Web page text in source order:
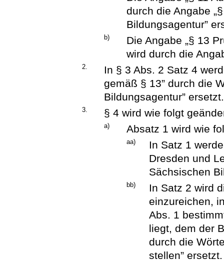
durch die Angabe
Bildungsagentur”
b)
Die Angabe „§ 13
wird durch die
2.
In § 3 Abs. 2 Satz 4
gemäß § 13” durch die
Bildungsagentur” ersetzt.
3. § 4 wird wie folgt
a) Absatz 1 wird wie
aa)
In Satz 1
Dresden und
Sächsischen
bb)
In Satz 2 wird
einzureichen,
Abs. 1
liegt, dem der
durch die
stellen” ersetzt.